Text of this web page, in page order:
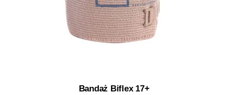
Bandaż Biflex 17+